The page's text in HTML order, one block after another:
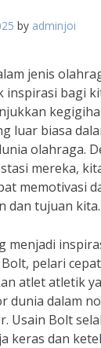
by adminjoi
jenis
inspirasi bagi
luar biasa
olahraga.
mereka,
memotivasi
dan tujuan kita.
menjadi
pelari cepat
atlet atletik
dunia dalam
Usain Bolt
keras dan